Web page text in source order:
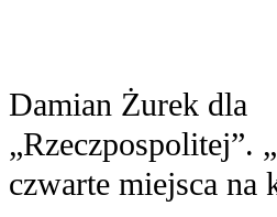
Damian Żurek dla
„Rzeczpospolitej”.
czwarte miejsca na